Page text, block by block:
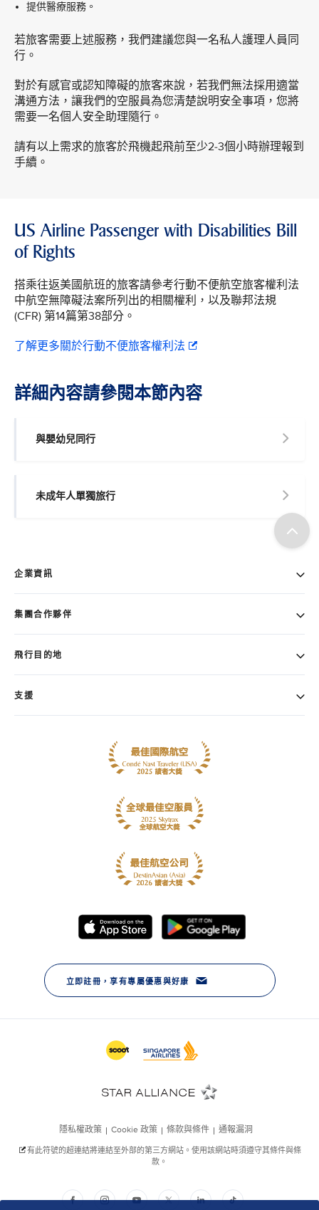
提供醫療服務。
若旅客需要上述服務，我們建議您與一名私人護理人員同
行。
對於有感官或認知障礙的旅客來說，若我們無法採用適當
溝通方法，讓我們的空服員為您清楚說明安全事項，您將
需要一名個人安全助理隨行。
請有以上需求的旅客於飛機起飛前至少2-3個小時辦理報到
手續。
US Airline Passenger with Disabilities Bill
of Rights
搭乘往返美國航班的旅客請參考行動不便航空旅客權利法
中航空無障礙法案所列出的相關權利，以及聯邦法規
(CFR) 第14篇第38部分。
了解更多關於行動不便旅客權利法
詳細內容請參閱本節內容
與嬰幼兒同行
未成年人單獨旅行